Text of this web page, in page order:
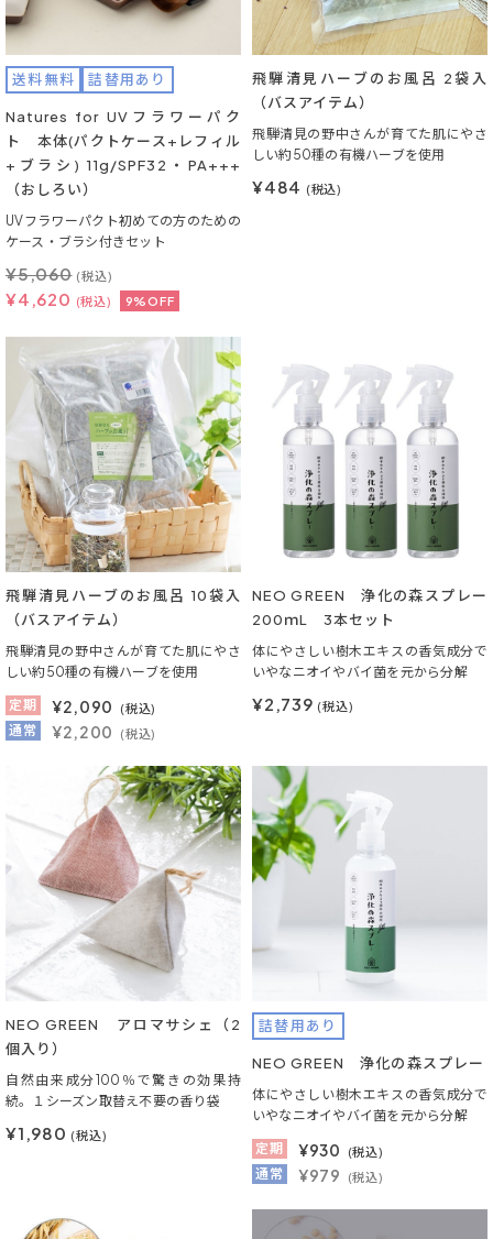
送料無料 詰替用あり
Natures for UVフラワーパク
ト 本体(パクトケース+レフィル
+ブラシ) 11g/SPF32・PA+++
（おしろい）
UVフラワーパクト初めての方のための
ケース・ブラシ付きセット
¥4,620 (税込) 9%OFF
¥5,060 (税込)
飛騨清見ハーブのお風呂 2袋入
（バスアイテム）
飛騨清見の野中さんが育てた肌にやさ
しい約50種の有機ハーブを使用
¥484 (税込)
飛騨清見ハーブのお風呂 10袋入
（バスアイテム）
飛騨清見の野中さんが育てた肌にやさ
しい約50種の有機ハーブを使用
定期
¥2,090 (税込)
通常 ¥2,200 (税込)
NEO GREEN 浄化の森スプレー
200ｍL 3本セット
体にやさしい樹木エキスの香気成分で
いやなニオイやバイ菌を元から分解
¥2,739 (税込)
NEO GREEN アロマサシェ（2
個入り）
自然由来成分100％で驚きの効果持
続。１シーズン取替え不要の香り袋
¥1,980 (税込)
詰替用あり
NEO GREEN 浄化の森スプレー
体にやさしい樹木エキスの香気成分で
いやなニオイやバイ菌を元から分解
定期
¥930 (税込)
通常 ¥979 (税込)